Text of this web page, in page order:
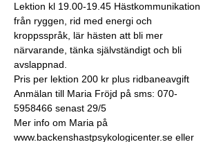
Lektion kl 19.00-19.45 Hästkommunikation
från ryggen, rid med energi och
kroppsspråk, lär hästen att bli mer
närvarande, tänka självständigt och bli
avslappnad.
Pris per lektion 200 kr plus ridbaneavgift
Anmälan till Maria Fröjd på sms: 070-
5958466 senast 29/5
Mer info om Maria på
www.backenshastpsykologicenter.se eller